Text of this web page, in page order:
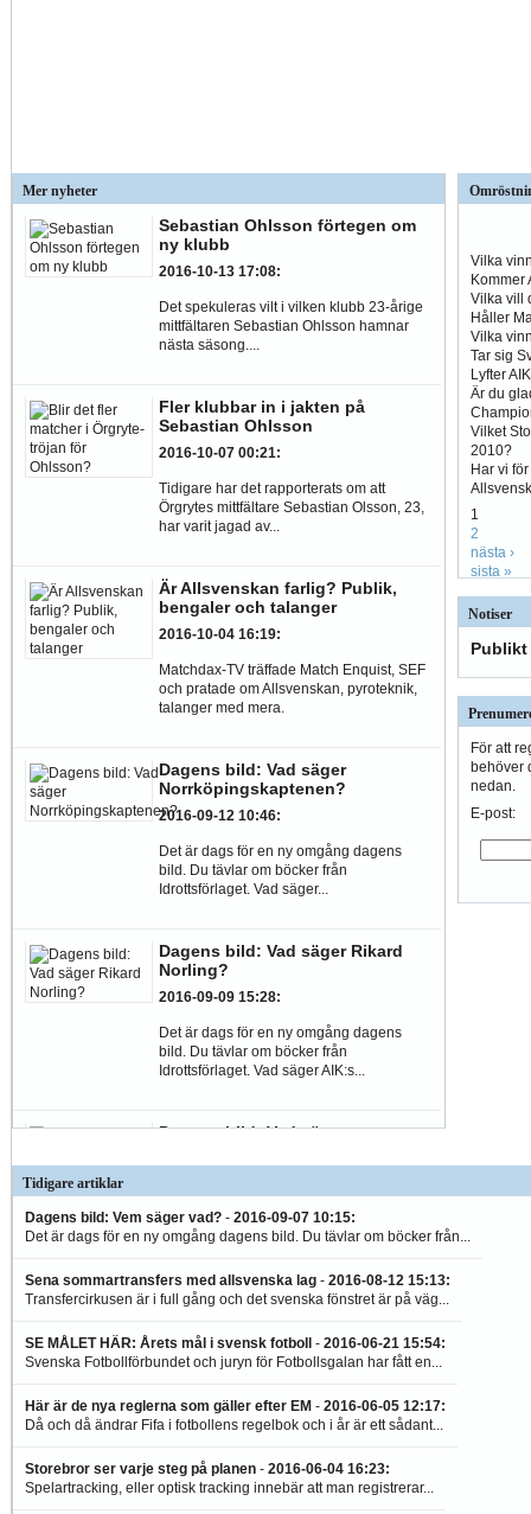
Mer nyheter
Sebastian Ohlsson förtegen om
ny klubb
2016-10-13 17:08:
Det spekuleras vilt i vilken klubb 23-årige
mittfältaren Sebastian Ohlsson hamnar
nästa säsong....
Fler klubbar in i jakten på
Sebastian Ohlsson
2016-10-07 00:21:
Tidigare har det rapporterats om att
Örgrytes mittfältare Sebastian Olsson, 23,
har varit jagad av...
Är Allsvenskan farlig? Publik,
bengaler och talanger
2016-10-04 16:19:
Matchdax-TV träffade Match Enquist, SEF
och pratade om Allsvenskan, pyroteknik,
talanger med mera.
Dagens bild: Vad säger
Norrköpingskaptenen?
2016-09-12 10:46:
Det är dags för en ny omgång dagens
bild. Du tävlar om böcker från
Idrottsförlaget. Vad säger...
Dagens bild: Vad säger Rikard
Norling?
2016-09-09 15:28:
Det är dags för en ny omgång dagens
bild. Du tävlar om böcker från
Idrottsförlaget. Vad säger AIK:s...
Dagens bild: Vad säger
Det är dags för en ny omgång dagens
bild. Du tävlar om böcker från
Vilka
Kommer
Vilka vill
Håller
Vilka
Tar sig
Lyfter
Är du
Vilket
2010?
Har vi
1
2
nästa ›
sista »
Notiser
Publikt
För att
behöver
nedan.
E-post:
Tidigare artiklar
Dagens bild: Vem säger vad? - 2016-09-07 10:15:
Det är dags för en ny omgång dagens bild. Du tävlar om böcker från...
Sena sommartransfers med allsvenska lag - 2016-08-12 15:13:
Transfercirkusen är i full gång och det svenska fönstret är på väg...
SE MÅLET HÄR: Årets mål i svensk fotboll - 2016-06-21 15:54:
Svenska Fotbollförbundet och juryn för Fotbollsgalan har fått en...
Här är de nya reglerna som gäller efter EM - 2016-06-05 12:17:
Då och då ändrar Fifa i fotbollens regelbok och i år är ett sådant...
Storebror ser varje steg på planen - 2016-06-04 16:23:
Spelartracking, eller optisk tracking innebär att man registrerar...